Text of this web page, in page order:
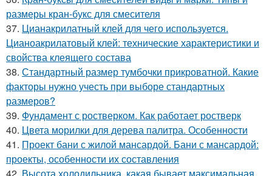
размеры кран-букс для смесителя
37. Цианакрилатный клей для чего используется.
Цианоакрилатовый клей: технические характеристики и
свойства клеящего состава
38. Стандартный размер тумбочки прикроватной. Какие
факторы нужно учесть при выборе стандартных
размеров?
39. Фундамент с ростверком. Как работает ростверк
40. Цвета морилки для дерева палитра. Особенности
41. Проект бани с жилой мансардой. Бани с мансардой:
проекты, особенности их составления
42. Высота холодильника, какая бывает максимальная.